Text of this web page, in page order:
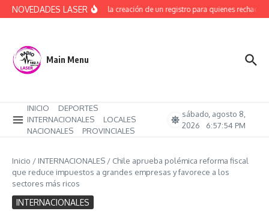
Saltar al contenido
NOVEDADES LASERAvanza la creación de un registro para quienes rechacen
Main Menu
INICIO
DEPORTES
INTERNACIONALES
LOCALES
NACIONALES
PROVINCIALES
sábado, agosto 8,
2026
6:57:55 PM
Inicio / INTERNACIONALES / Chile aprueba polémica reforma fiscal
que reduce impuestos a grandes empresas y favorece a los
sectores más ricos
INTERNACIONALES